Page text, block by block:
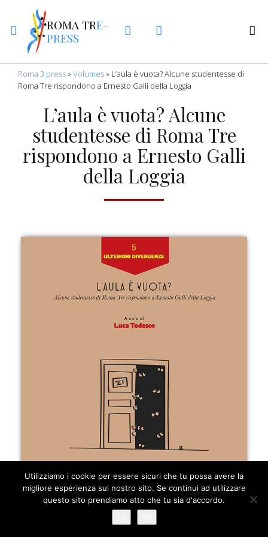
ROMA TRE-
PRESS
Roma 3 press»Volumes» L’aula è vuota? Alcune studentesse di
Roma Tre rispondono a Ernesto Galli della Loggia
L’aula è vuota? Alcune
studentesse di Roma Tre
rispondono a Ernesto Galli
della Loggia
Utilizziamo i cookie per essere sicuri che tu possa avere la
migliore esperienza sul nostro sito. Se continui ad utilizzare
questo sito prendiamo atto che tu sia d'accordo.